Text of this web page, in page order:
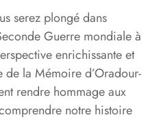
serez plongé dans
Guerre mondiale à
enrichissante et
de la Mémoire d’Oradour-
rendre hommage aux
notre histoire